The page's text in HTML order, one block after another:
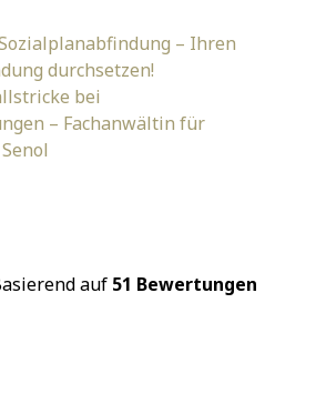
– Ihren
durchsetzen!
bei
– Fachanwältin für
auf 51 Bewertungen